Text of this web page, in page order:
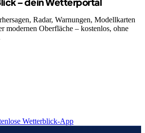
Radar, Warnungen, Modellkarten
modernen Oberfläche – kostenlos, ohne
Wetterblick-App